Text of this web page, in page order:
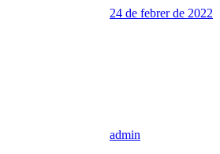
24 de febrer de 2022
admin